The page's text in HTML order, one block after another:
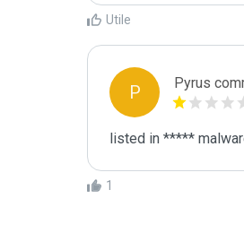
Utile
P Pyrus
listed in *****
1